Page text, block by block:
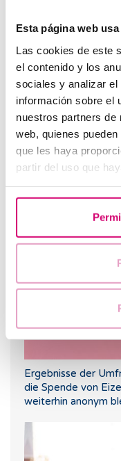
Esta página web
Las cookies de este
el contenido y los
sociales y analizar
información sobre el
nuestros partners de
web, quienes
que les haya
partir del uso que
Wie kann man
Wann können wir
Ergebnisse der
die Spende von
weiterhin anonym